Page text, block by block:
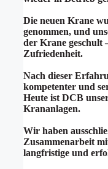
Die neuen Krane
genommen, und
der Krane geschult
Zufriedenheit.
Nach dieser
kompetenter und
Heute ist DCB
Krananlagen.
Wir haben
Zusammenarbeit
langfristige und